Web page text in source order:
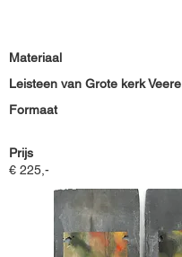
Materiaal
Leisteen van Grote kerk Veere
Formaat
Prijs
€ 225,-